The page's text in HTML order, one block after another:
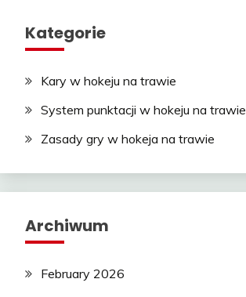
Kategorie
Kary w hokeju na trawie
System punktacji w hokeju na trawie
Zasady gry w hokeja na trawie
Archiwum
February 2026